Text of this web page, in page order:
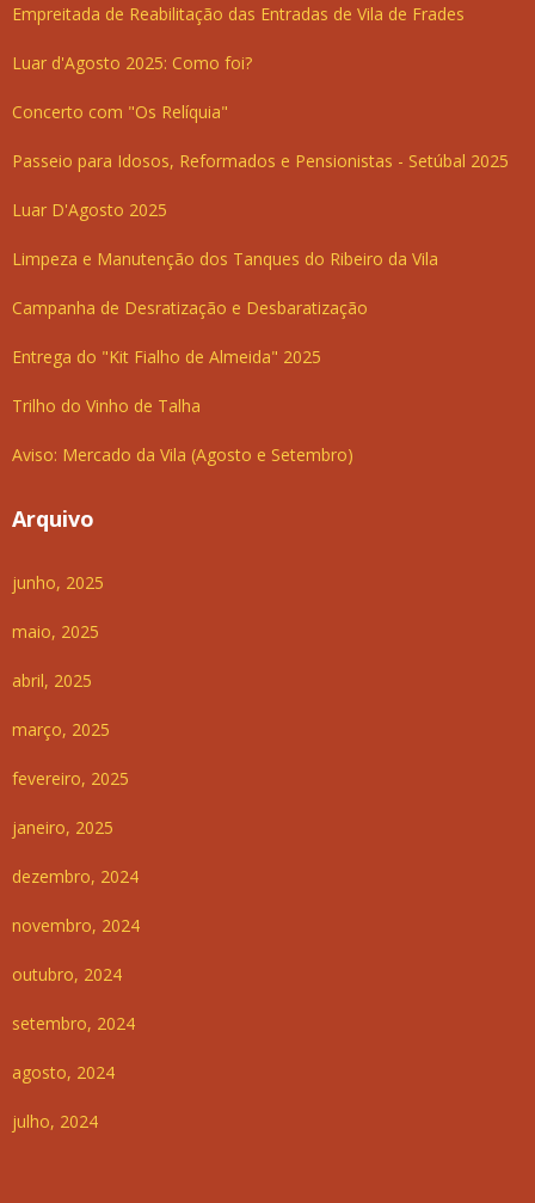
Empreitada de Reabilitação das Entradas de Vila de Frades
Luar d'Agosto 2025: Como foi?
Concerto com "Os Relíquia"
Passeio para Idosos, Reformados e Pensionistas - Setúbal 2025
Luar D'Agosto 2025
Limpeza e Manutenção dos Tanques do Ribeiro da Vila
Campanha de Desratização e Desbaratização
Entrega do "Kit Fialho de Almeida" 2025
Trilho do Vinho de Talha
Aviso: Mercado da Vila (Agosto e Setembro)
Arquivo
junho, 2025
maio, 2025
abril, 2025
março, 2025
fevereiro, 2025
janeiro, 2025
dezembro, 2024
novembro, 2024
outubro, 2024
setembro, 2024
agosto, 2024
julho, 2024